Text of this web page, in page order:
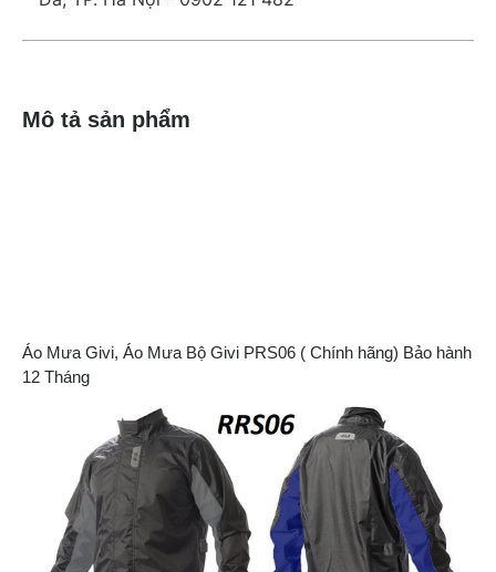
Mô tả sản phẩm
Áo Mưa Givi, Áo Mưa Bộ Givi PRS06 ( Chính hãng) Bảo hành
12 Tháng